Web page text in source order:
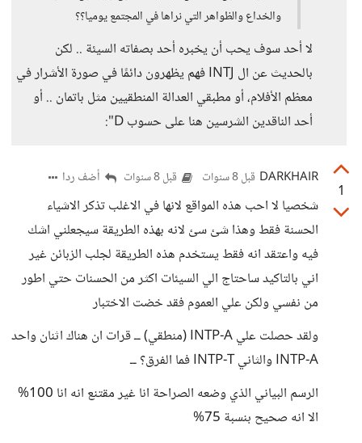
والخداع والظواهر التي نراها في المجتمع يوميا؟؟
لا أحد سوف يحب أن يخبره أحد بصفاته السيئة .. لكن
بالحديث عن ال INTJ فهم يظهرون دائمًا في صورة الأشرار في
معظم الأفلام، أو مطبقي العدالة المنطقيين مثل باتمان .. أو
أحد الناقدين الشرسين هنا على حسوب D":
1
DARKHAIR قبل 8 سنوات قبل 8 سنوات أضف ردا
شخصيا لا احب هذه المواقع لانها في الاغلب تذكر الاشياء
الحسنة فقط وهذا شئ سئ لانه بهذه الطريقة سيجعلني اشك
فيه واعتقد انه فقط يستخدم هذه الطريقة لجلب الزبائن غير
اني بالتاكيد ساحتاج الي السيئات اكثر من الحسنات حتي اطور
من نفسي ولكن علي العموم فقد خضت الاختبار
ولقد حصلت علي INTP-A (منطقي) ــ قرات ان هناك اثنان واحد
INTP-A والثاني INTP-T فما الفرق؟ ــ
الرسم البياني الذي وضعه الصراحة انا غير مقتنع انه انا 100%
الا انه صحيح بنسبة 75%